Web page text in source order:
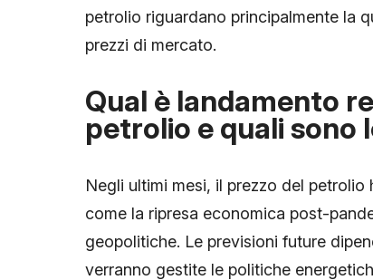
petrolio riguardano principalmente la
prezzi di mercato.
Qual è landamento
petrolio e quali sono
Negli ultimi mesi, il prezzo del
come la ripresa economica post-
geopolitiche. Le previsioni future
verranno gestite le politiche